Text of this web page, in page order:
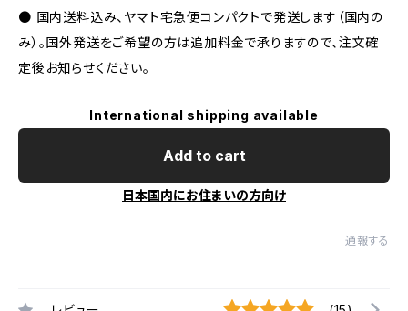
● 国内送料込み、ヤマト宅急便コンパクトで発送します（国内の
み）。国外発送をご希望の方は追加料金で承りますので、注文確
定後お知らせください。
International shipping available
Add to cart
日本国内にお住まいの方向け
通報する